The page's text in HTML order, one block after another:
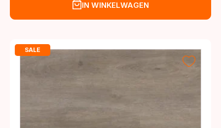
IN WINKELWAGEN
SALE